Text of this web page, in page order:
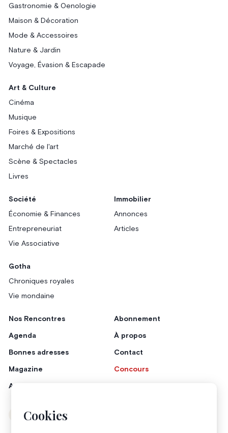
Cookies
Gastronomie & Oenologie
Maison & Décoration
Mode & Accessoires
Nature & Jardin
Voyage, Évasion & Escapade
Art & Culture
Cinéma
Musique
Foires & Expositions
Marché de l'art
Scène & Spectacles
Livres
Société
Économie & Finances
Entrepreneuriat
Vie Associative
Immobilier
Annonces
Articles
Gotha
Chroniques royales
Vie mondaine
Nos Rencontres
Agenda
Bonnes adresses
Magazine
Annonceurs
Abonnement
À propos
Contact
Concours
Instagram